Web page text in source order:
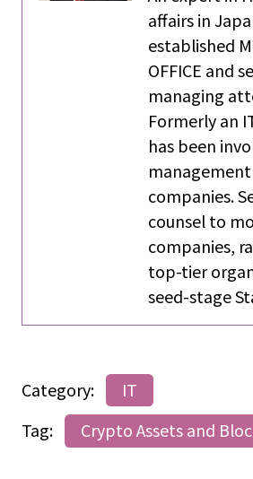
affairs in
established
OFFICE and
managing
Formerly an
has been
companies.
counsel to
companies,
top-tier
seed-stage
Category:
IT
Tag:
Crypto Assets and